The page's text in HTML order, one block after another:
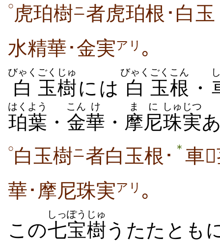
○ 虎珀樹ニ者虎珀根･白玉
水精華･金実アリ ｡
白
びゃく
玉
ごく
樹
じゅ
には 白
びゃく
玉
ごく
根
こん
・
珀
はく
葉
よう
・ 金
こん
華
け
・ 摩尼
まに
珠
しゅ
実
じつ
○白玉樹ニ者白玉根･ ＊ 車
華･摩尼珠実アリ ｡
この七宝
しっぽう
樹
じゅ
うたたとも